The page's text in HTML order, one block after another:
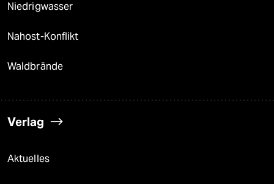
Niedrigwasser
Nahost-Konflikt
Waldbrände
Verlag
Aktuelles